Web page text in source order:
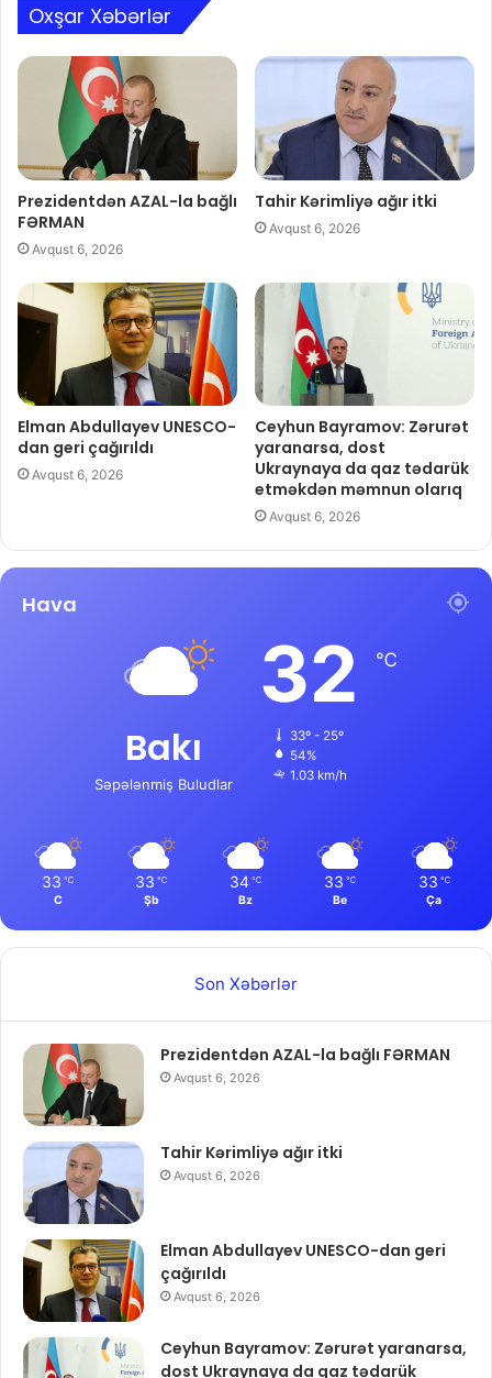
Oxşar Xəbərlər
Prezidentdən AZAL-la bağlı
FƏRMAN
Avqust 6, 2026
Tahir Kərimliyə ağır itki
Avqust 6, 2026
Elman Abdullayev UNESCO-
dan geri çağırıldı
Avqust 6, 2026
Ceyhun Bayramov: Zərurət
yaranarsa, dost
Ukraynaya da qaz tədarük
etməkdən məmnun olarıq
Avqust 6, 2026
Hava
Bakı
Səpələnmiş Buludlar
32 ℃
33º - 25º
54%
1.03 km/h
33 ℃
C
33 ℃
Şb
34 ℃
Bz
33 ℃
Be
33 ℃
Ça
Son Xəbərlər
Prezidentdən AZAL-la bağlı FƏRMAN
Avqust 6, 2026
Tahir Kərimliyə ağır itki
Avqust 6, 2026
Elman Abdullayev UNESCO-dan geri
çağırıldı
Avqust 6, 2026
Ceyhun Bayramov: Zərurət yaranarsa,
dost Ukraynaya da qaz tədarük